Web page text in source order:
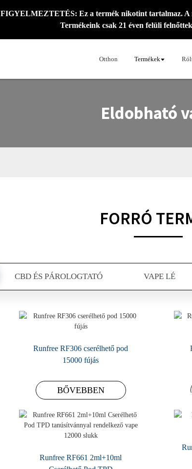
FIGYELMEZTETÉS: Ez a termék nikotint tartalmaz. A
Termékeink csak 21 éven felüli
Otthon Termékek
Eldobható
FORRÓ
CBD ÉS PÁROLOGTATÓ VAPE LÉ
Runfree RF306 cserélhető pod
15000 fújás
BŐVEBBEN
Runfree RF661 2ml+10ml